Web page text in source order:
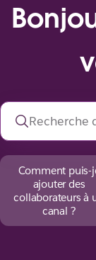
Comment puis-
ajouter des
collaborateurs à
canal ?